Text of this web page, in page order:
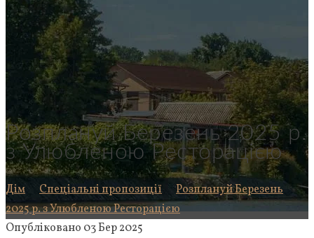
Розплануй Березень 2025 р.
з Улюбленою Ресторацією
Дім Спеціальні пропозиції
Розплануй Березень
2025 р. з Улюбленою Ресторацією
Опубліковано 03 Бер 2025